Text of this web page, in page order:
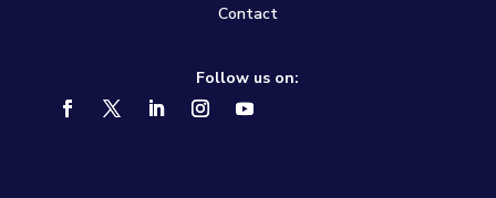
Contact
Follow us on: